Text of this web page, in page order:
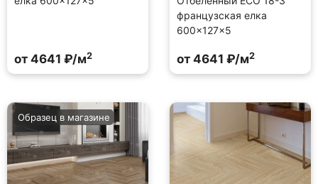
от 4641 ₽/м2
французская елка
600×127×5
от 4641 ₽/м2
Образец в магазине